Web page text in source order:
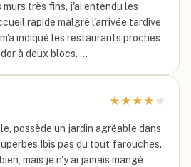
murs très fins, j'ai entendu les
rapide malgré l'arrivée tardive
indiqué les restaurants proches
à deux blocs. …
★★★★ ★
possède un jardin agréable dans
Ibis pas du tout farouches.
mais je n'y ai jamais mangé